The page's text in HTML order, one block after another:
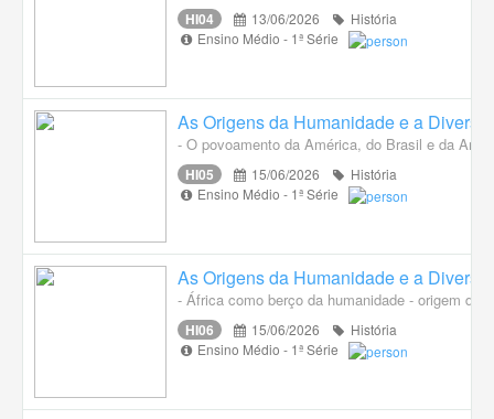
HI04 13/06/2026
História
Ensino Médio - 1ª Série
As Origens da Humanidade e a
- O povoamento da América, do Brasil e da
HI05 15/06/2026
História
Ensino Médio - 1ª Série
As Origens da Humanidade e a
- África como berço da humanidade - origem da
HI06 15/06/2026
História
Ensino Médio - 1ª Série